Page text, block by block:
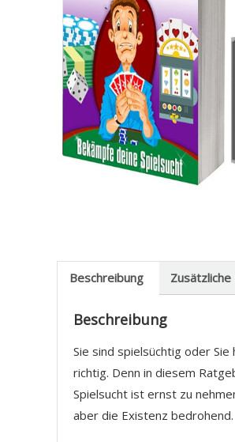
Beschreibung
Beschreibung
Sie sind spielsüchtig oder
richtig. Denn in diesem
Spielsucht ist ernst zu
aber die Existenz bedrohend.